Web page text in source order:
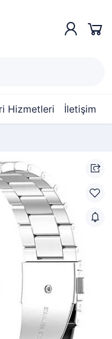
Hizmetleri İletişim